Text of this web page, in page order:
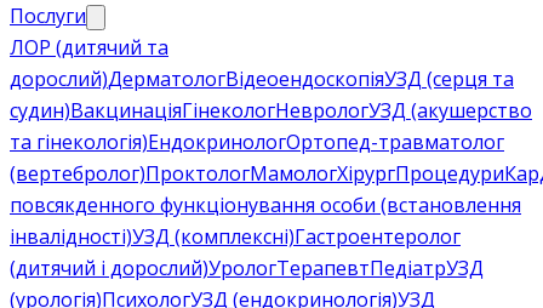
Послуги
ЛОР (дитячий та
дорослий)ДерматологВідеоендоскопіяУЗД (серця та
судин)ВакцинаціяГінекологНеврологУЗД (акушерство
та гінекологія)ЕндокринологОртопед-травматолог
(вертебролог)ПроктологМамологХірургПроцедури
повсякденного функціонування особи (встановлення
інвалідності)УЗД (комплексні)Гастроентеролог
(дитячий і дорослий)УрологТерапевтПедіатрУЗД
(урологія)ПсихологУЗД (ендокринологія)УЗД